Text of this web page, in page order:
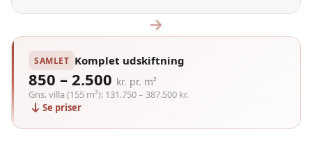
SAMLET Komplet udskiftning
850 – 2.500 kr. pr. m²
Gns. villa (155 m²): 131.750 – 387.500 kr.
Se priser